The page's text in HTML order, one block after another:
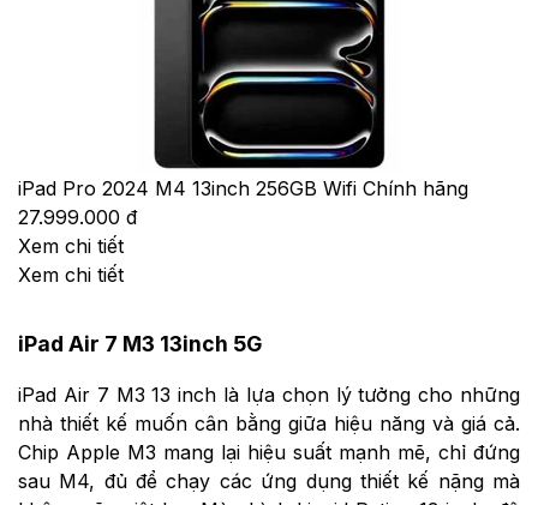
iPad Pro 2024 M4 13inch 256GB Wifi Chính hãng
27.999.000 đ
Xem chi tiết
Xem chi tiết
iPad Air 7 M3 13inch 5G
iPad Air 7 M3 13 inch là lựa chọn lý tưởng cho những
nhà thiết kế muốn cân bằng giữa hiệu năng và giá cả.
Chip Apple M3 mang lại hiệu suất mạnh mẽ, chỉ đứng
sau M4, đủ để chạy các ứng dụng thiết kế nặng mà